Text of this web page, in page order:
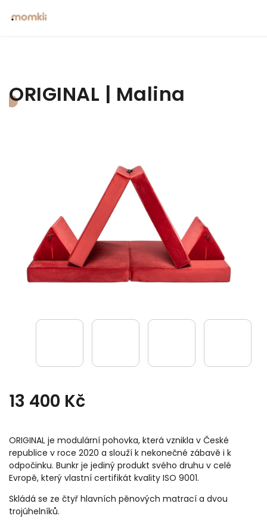
ORIGINAL | Malina
13 400 Kč
ORIGINAL je modulární pohovka, která vznikla v České
republice v roce 2020 a slouží k nekonečné zábavě i k
odpočinku. Bunkr je jediný produkt svého druhu v celé
Evropě, který vlastní certifikát kvality ISO 9001.
Skládá se ze čtyř hlavních pěnových matrací a dvou
trojúhelníků.